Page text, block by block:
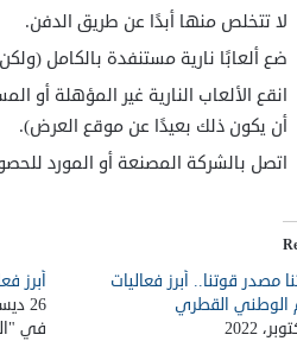
لا تتخلص منها أبدًا عن طريق الدفن.
ضع ألعابًا نارية مستنفدة بالكامل
انقع الألعاب النارية غير المؤهلة
أن يكون ذلك بعيدًا عن موقع العرض).
اتصل بالشركة المصنعة أو المورد
مصدر قوتنا.. أبرز فعاليات
الوطني القطري
أبرز
26 ديسمبر، 2021
في